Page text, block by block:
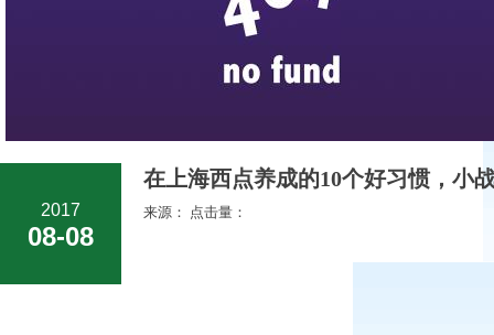
2017
08-08
在上海西点养成的10个好习惯，小
来源： 点击量：